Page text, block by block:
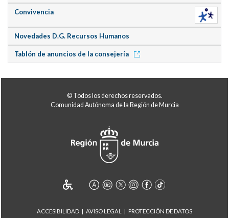
Convivencia
Novedades D.G. Recursos Humanos
Tablón de anuncios de la consejería
© Todos los derechos reservados.
Comunidad Autónoma de la Región de Murcia
ACCESIBILIDAD AVISO LEGAL PROTECCIÓN DE DATOS